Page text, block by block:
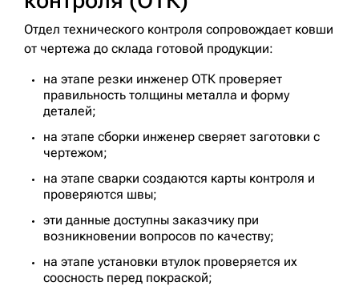
Отдел технического контроля сопровождает ковши
от чертежа до склада готовой продукции:
на этапе резки инженер ОТК проверяет
правильность толщины металла и форму
деталей;
на этапе сборки инженер сверяет заготовки с
чертежом;
на этапе сварки создаются карты контроля и
проверяются швы;
эти данные доступны заказчику при
возникновении вопросов по качеству;
на этапе установки втулок проверяется их
соосность перед покраской;